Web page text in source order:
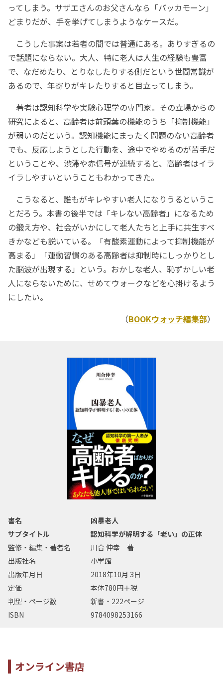
ってしまう。サザエさんのお父さんなら「バッカモーン」
どまりだが、手を挙げてしまうようなケースだ。
こうした事案は若者の間では普通にある。ありすぎるの
で話題にならない。大人、特に老人は人生の経験も豊富
で、なだめたり、とりなしたりする側だという世間常識が
あるので、年寄りがキレたりすると目立ってしまう。
著者は認知科学や実験心理学の専門家。その立場からの
研究によると、高齢者は前頭葉の機能のうち「抑制機能」
が弱いのだという。認知機能にまったく問題のない高齢者
でも、反応しようとした行動を、途中でやめるのが苦手だ
ということや、渋滞や赤信号が連続すると、高齢者はイラ
イラしやすいということもわかってきた。
こうなると、誰もがキレやすい老人になりうるというこ
とだろう。本書の後半では「キレない高齢者」になるため
の鍛え方や、社会がいかにして老人たちと上手に共生すべ
きかなども説いている。「有酸素運動によって抑制機能が
高まる」「運動習慣のある高齢者は抑制時にしっかりとし
た脳波が出現する」という。おかしな老人、恥ずかしい老
人にならないために、せめてウォークなどを心掛けるよう
にしたい。
（BOOKウォッチ編集部）
書名
凶暴老人
サブタイトル
認知科学が解明する「老い」の正体
監修・編集・著者名
川合 伸幸 著
出版社名
小学館
出版年月日
2018年10月 3日
定価
本体780円＋税
判型・ページ数
新書・222ページ
ISBN
9784098253166
オンライン書店